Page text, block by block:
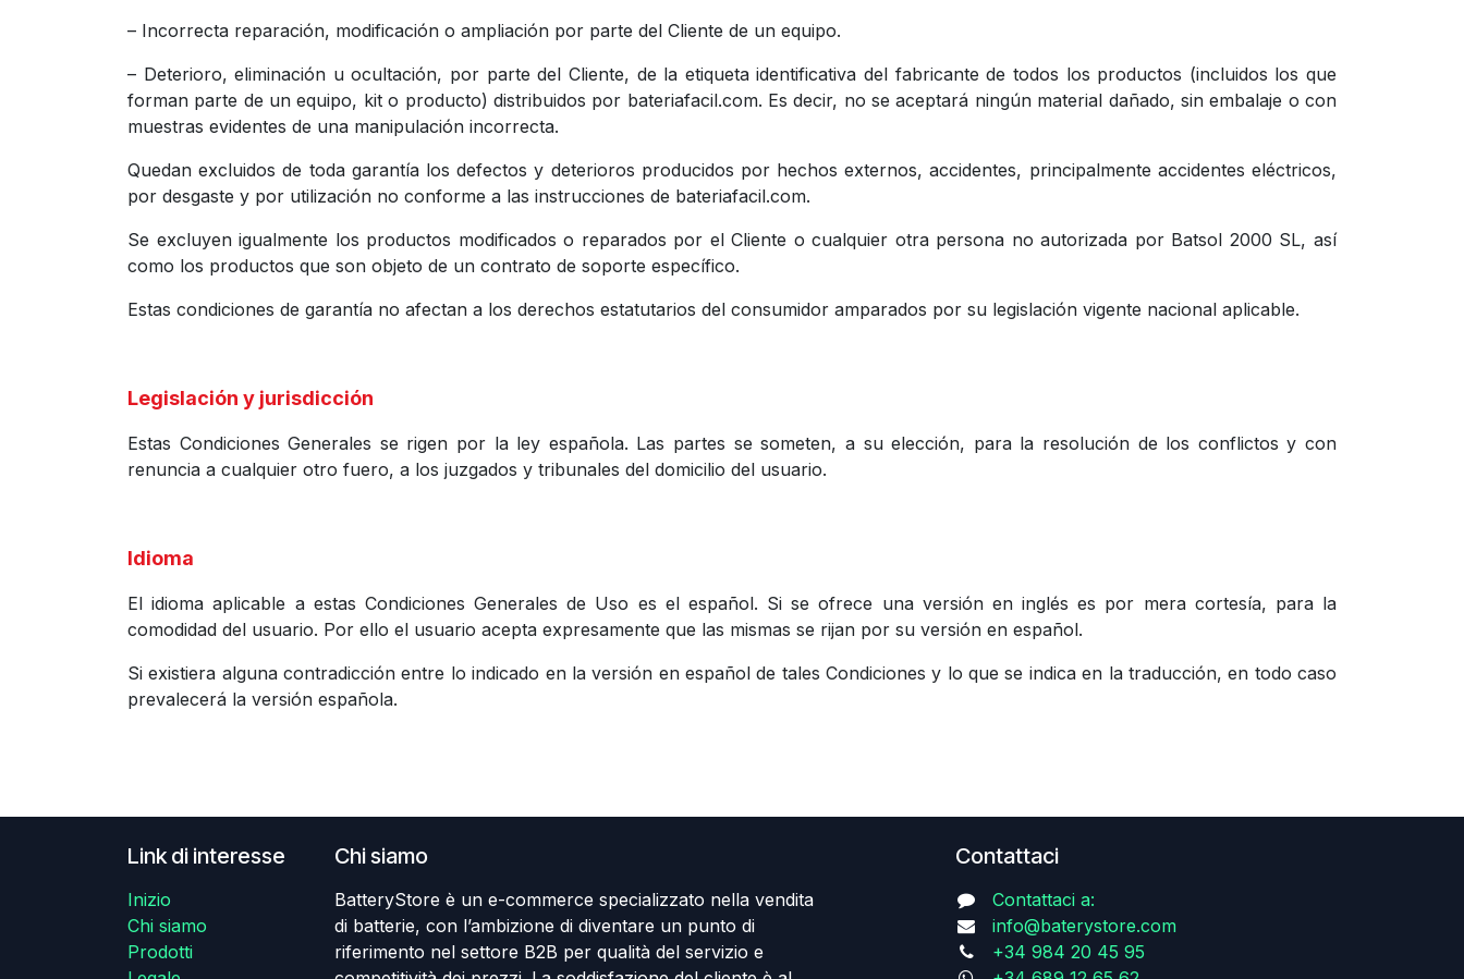
– Incorrecta reparación, modificación o ampliación por parte del Cliente de un equipo.
– Deterioro, eliminación u ocultación, por parte del Cliente, de la etiqueta identificativa del fabricante de todos los productos (incluidos los que
forman parte de un equipo, kit o producto) distribuidos por bateriafacil.com. Es decir, no se aceptará ningún material dañado, sin embalaje o con
muestras evidentes de una manipulación incorrecta.
Quedan excluidos de toda garantía los defectos y deterioros producidos por hechos externos, accidentes, principalmente accidentes eléctricos,
por desgaste y por utilización no conforme a las instrucciones de bateriafacil.com.
Se excluyen igualmente los productos modificados o reparados por el Cliente o cualquier otra persona no autorizada por Batsol 2000 SL, así
como los productos que son objeto de un contrato de soporte específico.
Estas condiciones de garantía no afectan a los derechos estatutarios del consumidor amparados por su legislación vigente nacional aplicable.
Legislación y jurisdicción
Estas Condiciones Generales se rigen por la ley española. Las partes se someten, a su elección, para la resolución de los conflictos y con
renuncia a cualquier otro fuero, a los juzgados y tribunales del domicilio del usuario.
Idioma
El idioma aplicable a estas Condiciones Generales de Uso es el español. Si se ofrece una versión en inglés es por mera cortesía, para la
comodidad del usuario. Por ello el usuario acepta expresamente que las mismas se rijan por su versión en español.
Si existiera alguna contradicción entre lo indicado en la versión en español de tales Condiciones y lo que se indica en la traducción, en todo caso
prevalecerá la versión española.
Link di interesse
Inizio
​Chi siamo
Prodotti
​Chi siamo
BatteryStore è un e-commerce specializzato nella vendita
di batterie, con l’ambizione di diventare un punto di
riferimento nel settore B2B per qualità del servizio e
Contattaci
Contattaci a:
info@baterystore.com
+34 984 20 45 95